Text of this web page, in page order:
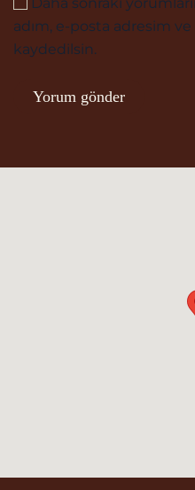
adım, e-posta adresim
kaydedilsin.
Yorum gönder